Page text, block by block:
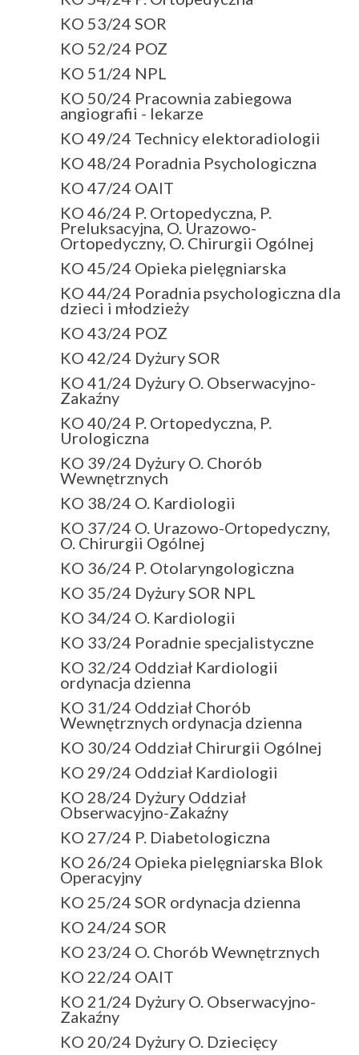
KO 53/24 SOR
KO 52/24 POZ
KO 51/24 NPL
KO 50/24 Pracownia zabiegowa
angiografii - lekarze
KO 49/24 Technicy elektoradiologii
KO 48/24 Poradnia Psychologiczna
KO 47/24 OAIT
KO 46/24 P. Ortopedyczna, P.
Preluksacyjna, O. Urazowo-
Ortopedyczny, O. Chirurgii Ogólnej
KO 45/24 Opieka pielęgniarska
KO 44/24 Poradnia psychologiczna dla
dzieci i młodzieży
KO 43/24 POZ
KO 42/24 Dyżury SOR
KO 41/24 Dyżury O. Obserwacyjno-
Zakaźny
KO 40/24 P. Ortopedyczna, P.
Urologiczna
KO 39/24 Dyżury O. Chorób
Wewnętrznych
KO 38/24 O. Kardiologii
KO 37/24 O. Urazowo-Ortopedyczny,
O. Chirurgii Ogólnej
KO 36/24 P. Otolaryngologiczna
KO 35/24 Dyżury SOR NPL
KO 34/24 O. Kardiologii
KO 33/24 Poradnie specjalistyczne
KO 32/24 Oddział Kardiologii
ordynacja dzienna
KO 31/24 Oddział Chorób
Wewnętrznych ordynacja dzienna
KO 30/24 Oddział Chirurgii Ogólnej
KO 29/24 Oddział Kardiologii
KO 28/24 Dyżury Oddział
Obserwacyjno-Zakaźny
KO 27/24 P. Diabetologiczna
KO 26/24 Opieka pielęgniarska Blok
Operacyjny
KO 25/24 SOR ordynacja dzienna
KO 24/24 SOR
KO 23/24 O. Chorób Wewnętrznych
KO 22/24 OAIT
KO 21/24 Dyżury O. Obserwacyjno-
Zakaźny
KO 20/24 Dyżury O. Dziecięcy